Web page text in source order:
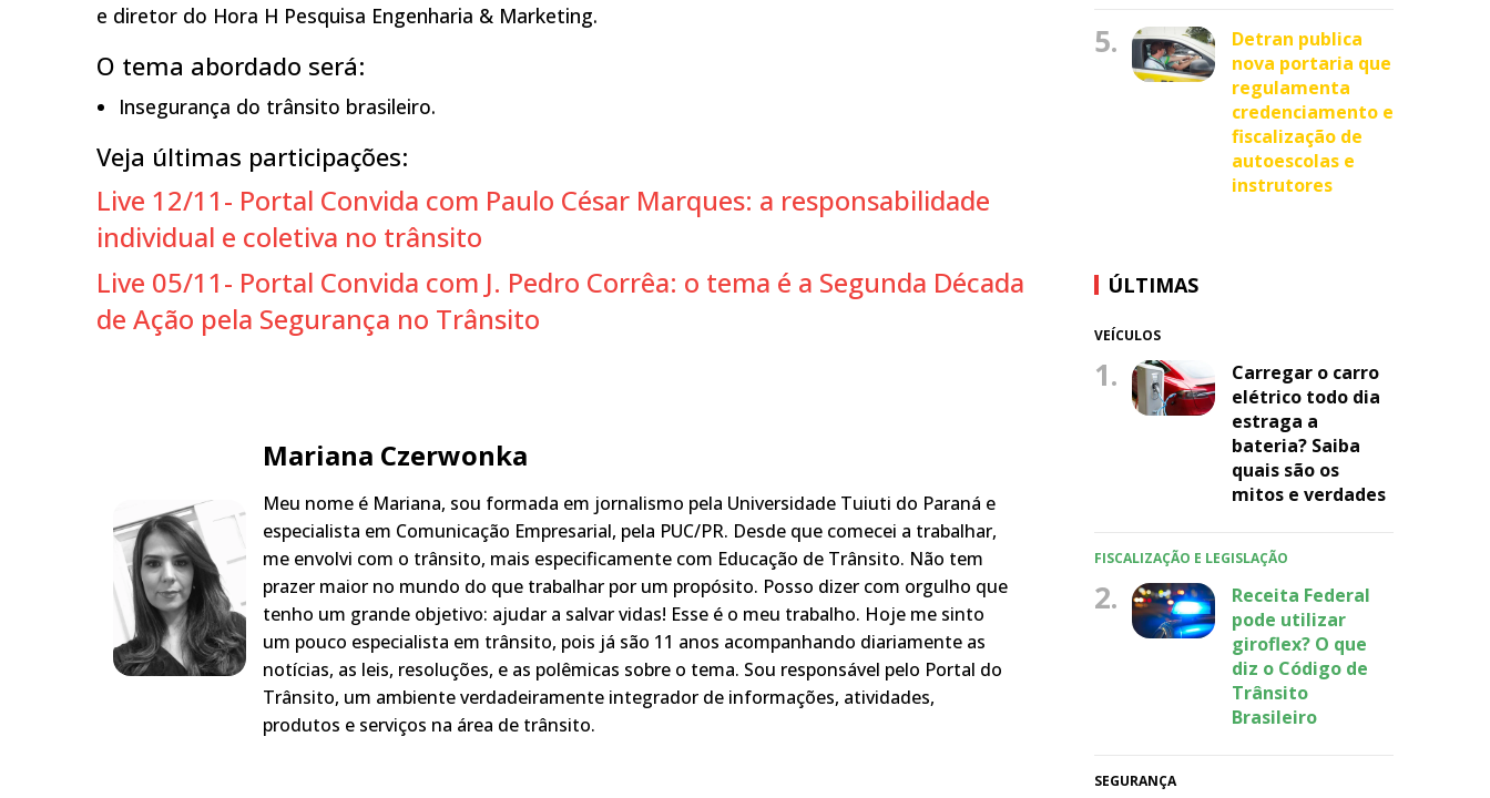
e diretor do Hora H Pesquisa Engenharia & Marketing.
O tema abordado será:
Insegurança do trânsito brasileiro.
Veja últimas participações:
Live 12/11- Portal Convida com Paulo César Marques: a responsabilidade
individual e coletiva no trânsito
Live 05/11- Portal Convida com J. Pedro Corrêa: o tema é a Segunda Década
de Ação pela Segurança no Trânsito
Mariana Czerwonka
Meu nome é Mariana, sou formada em jornalismo pela Universidade Tuiuti do Paraná e
especialista em Comunicação Empresarial, pela PUC/PR. Desde que comecei a trabalhar,
me envolvi com o trânsito, mais especificamente com Educação de Trânsito. Não tem
prazer maior no mundo do que trabalhar por um propósito. Posso dizer com orgulho que
tenho um grande objetivo: ajudar a salvar vidas! Esse é o meu trabalho. Hoje me sinto
um pouco especialista em trânsito, pois já são 11 anos acompanhando diariamente as
notícias, as leis, resoluções, e as polêmicas sobre o tema. Sou responsável pelo Portal do
Trânsito, um ambiente verdadeiramente integrador de informações, atividades,
produtos e serviços na área de trânsito.
5.
Detran publica
nova portaria que
regulamenta
credenciamento e
fiscalização de
autoescolas e
instrutores
ÚLTIMAS
VEÍCULOS
1.
Carregar o carro
elétrico todo dia
estraga a
bateria? Saiba
quais são os
mitos e verdades
FISCALIZAÇÃO E LEGISLAÇÃO
2.
Receita Federal
pode utilizar
giroflex? O que
diz o Código de
Trânsito
Brasileiro
SEGURANÇA